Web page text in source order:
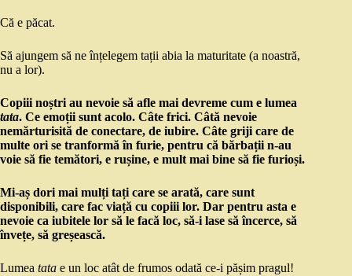
Că e păcat.
Să ajungem să ne înțelegem tații abia la maturitate (a noastră,
nu a lor).
Copiii noștri au nevoie să afle mai devreme cum e lumea
tata. Ce emoții sunt acolo. Câte frici. Câtă nevoie
nemărturisită de conectare, de iubire. Câte griji care de
multe ori se tranformă în furie, pentru că bărbații n-au
voie să fie temători, e rușine, e mult mai bine să fie furioși.
Mi-aș dori mai mulți tați care se arată, care sunt
disponibili, care fac viață cu copiii lor. Dar pentru asta e
nevoie ca iubitele lor să le facă loc, să-i lase să încerce, să
învețe, să greșească.
Lumea tata e un loc atât de frumos odată ce-i pășim pragul!